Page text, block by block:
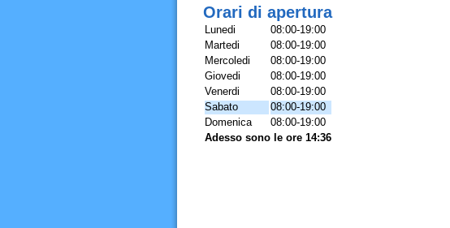
Orari di apertura
Lunedi
08:00-19:00
Martedi
08:00-19:00
Mercoledi
08:00-19:00
Giovedi
08:00-19:00
Venerdi
08:00-19:00
Sabato
08:00-19:00
Domenica
08:00-19:00
Adesso sono le ore 14:36